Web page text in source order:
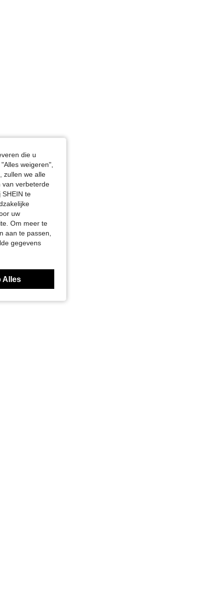
100 cm / 39 in, Kleur: Gebleekt, Maat: L
die u
weigeren",
zullen we alle
van verbeterde
te
uw
Om meer te
aan te passen,
gegevens
Alles